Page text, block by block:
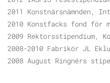
2011
2010 Konstfacks fond för
2009 Rektorsstipendium,
2008-2010 Fabrikör JL
2008 August Ringnérs